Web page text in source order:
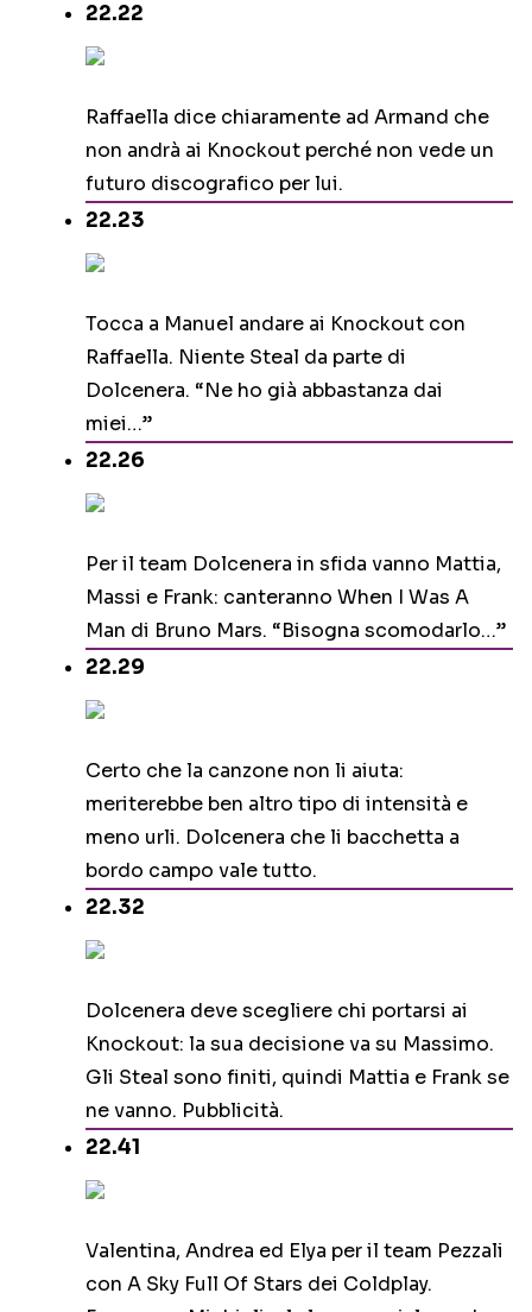
22.22
Raffaella dice chiaramente ad Armand che
non andrà ai Knockout perché non vede un
futuro discografico per lui.
22.23
Tocca a Manuel andare ai Knockout con
Raffaella. Niente Steal da parte di
Dolcenera. “Ne ho già abbastanza dai
miei…”
22.26
Per il team Dolcenera in sfida vanno Mattia,
Massi e Frank: canteranno When I Was A
Man di Bruno Mars. “Bisogna scomodarlo…”
22.29
Certo che la canzone non li aiuta:
meriterebbe ben altro tipo di intensità e
meno urli. Dolcenera che li bacchetta a
bordo campo vale tutto.
22.32
Dolcenera deve scegliere chi portarsi ai
Knockout: la sua decisione va su Massimo.
Gli Steal sono finiti, quindi Mattia e Frank se
ne vanno. Pubblicità.
22.41
Valentina, Andrea ed Elya per il team Pezzali
con A Sky Full Of Stars dei Coldplay.